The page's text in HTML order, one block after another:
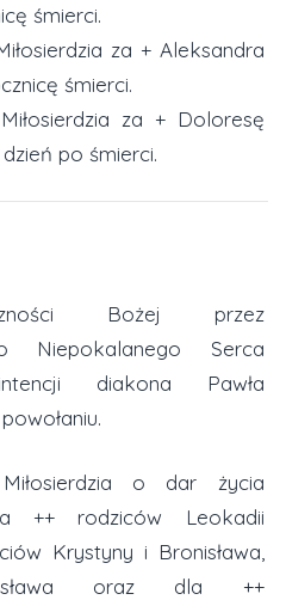
śmierci.
za + Aleksandra
śmierci.
za + Doloresę
po śmierci.
Bożej przez
Niepokalanego Serca
diakona Pawła
o dar życia
++ rodziców Leokadii
Krystyny i Bronisława,
oraz dla ++